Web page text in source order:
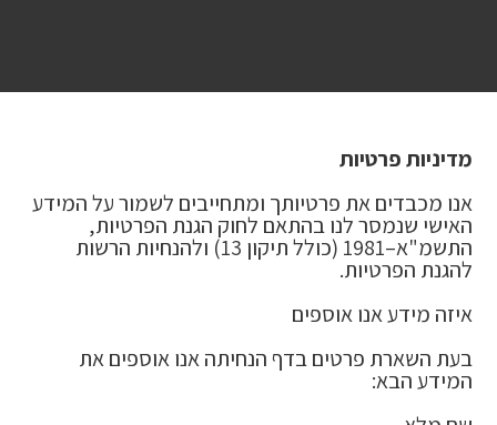
מדיניות פרטיות
אנו מכבדים את פרטיותך ומתחייבים לשמור על המידע
האישי שנמסר לנו בהתאם לחוק הגנת הפרטיות,
התשמ"א–1981 (כולל תיקון 13) ולהנחיות הרשות
להגנת הפרטיות.
איזה מידע אנו אוספים
בעת השארת פרטים בדף הנחיתה אנו אוספים את
המידע הבא: